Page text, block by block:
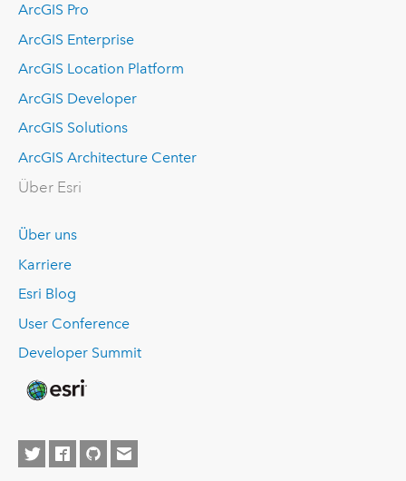
ArcGIS Pro
ArcGIS Enterprise
ArcGIS Location Platform
ArcGIS Developer
ArcGIS Solutions
ArcGIS Architecture Center
Über Esri
Über uns
Karriere
Esri Blog
User Conference
Developer Summit